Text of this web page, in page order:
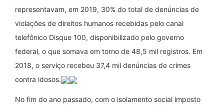
representavam, em 2019, 30% do total de denúncias de
violações de direitos humanos recebidas pelo canal
telefônico Disque 100, disponibilizado pelo governo
federal, o que somava em torno de 48,5 mil registros. Em
2018, o serviço recebeu 37,4 mil denúncias de crimes
contra idosos.
No fim do ano passado, com o isolamento social imposto